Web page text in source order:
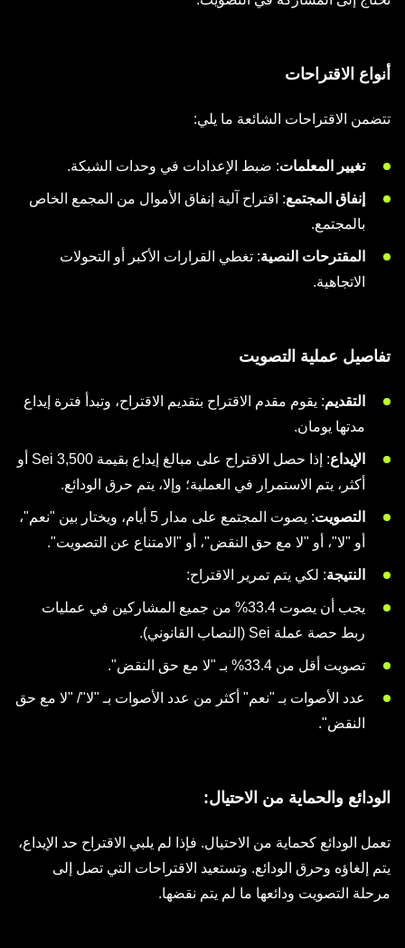
أنواع الاقتراحات
تتضمن الاقتراحات الشائعة ما يلي:
تغيير المعلمات: ضبط الإعدادات في وحدات الشبكة.
إنفاق المجتمع: اقتراح آلية إنفاق الأموال من المجمع الخاص
بالمجتمع.
المقترحات النصية: تغطي القرارات الأكبر أو التحولات
الاتجاهية.
تفاصيل عملية التصويت
التقديم: يقوم مقدم الاقتراح بتقديم الاقتراح، وتبدأ فترة إيداع
مدتها يومان.
الإيداع
: إذا حصل الاقتراح على مبالغ إيداع بقيمة 3,500 Sei أو
أكثر، يتم الاستمرار في العملية؛ وإلا، يتم حرق الودائع.
التصويت
: يصوت المجتمع على مدار 5 أيام، ويختار بين "نعم"،
أو "لا"، أو "لا مع حق النقض"، أو "الامتناع عن التصويت".
النتيجة: لكي يتم تمرير الاقتراح:
يجب أن يصوت 33.4% من جميع المشاركين في عمليات
ربط حصة عملة Sei (النصاب القانوني).
تصويت أقل من 33.4% بـ "لا مع حق النقض".
عدد الأصوات بـ "نعم" أكثر من عدد الأصوات بـ "لا"/ "لا مع حق
النقض".
الودائع والحماية من الاحتيال:
تعمل الودائع كحماية من الاحتيال. فإذا لم يلبي الاقتراح حد الإيداع،
يتم إلغاؤه وحرق الودائع. وتستعيد الاقتراحات التي تصل إلى
مرحلة التصويت ودائعها ما لم يتم نقضها.